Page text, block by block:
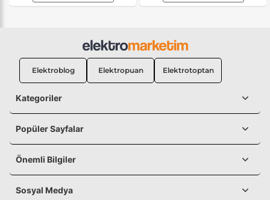
Elektroblog Elektropuan Elektrotoptan
Kategoriler
Popüler Sayfalar
Önemli Bilgiler
Sosyal Medya